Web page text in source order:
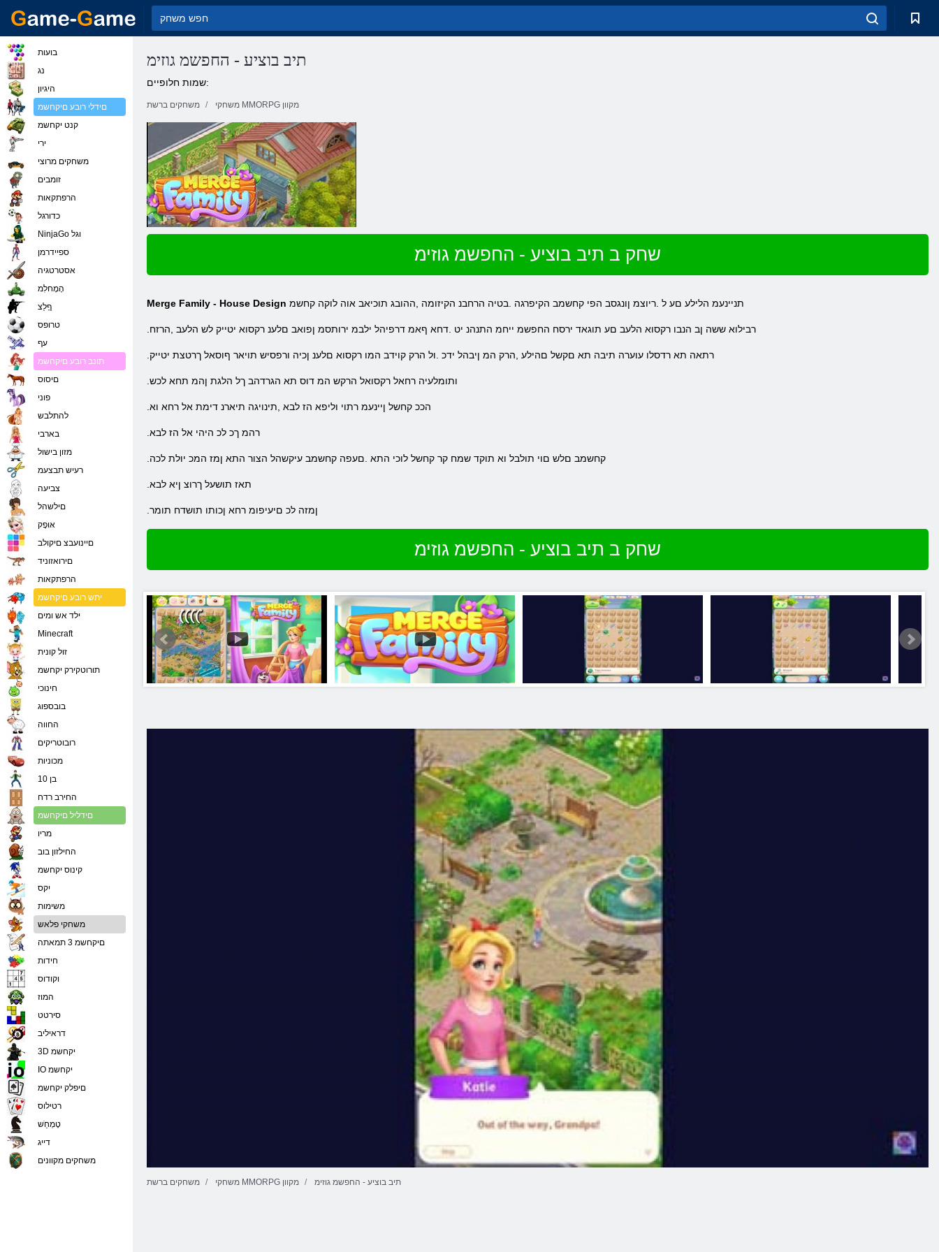
תיב בוציע - החפשמ גוזימ
שמות חלופיים:
משחקים ברשת משחקי MMORPG מקוון
שחק ב תיב בוציע - החפשמ גוזימ
Merge Family - House Design תניינעמ הלילע םע ל .ריוצמ ןונגסב הפי קחשמב הקיפרגה .בטיה הרחבנ הקיזומה ,ההובג תוכיאב אוה לוקה קחשמ
.רבילוא ששה ןב הנבו רקסוא הלעב םע תוגאד ירסח החפשמ ייחמ התנהנ יט .דחא ףאמ דרפיהל ילבמ ירותסמ ןפואב םלענ רקסוא יטייק לש הלעב ,הרזח
.רתאה תא רדסלו עוערה תיבה תא םקשל םהילע ,הרק המ ןיבהל ידכ .ול הרק קוידב המו רקסוא םלענ ןכיה ורפסיש תויאר ףוסאל ךרטצת יטייק
.ותומלעיה רחאל רקסואל הרקש המ דוס תא הגרדהב ךל הלגת ןהמ תחא לכש
.הככ קחשל ןיינעמ רתוי וליפא הז לבא ,תינויגה תיארנ דימת אל רחא וא
.רהמ ךכ לכ היהי אל הז לבא
.קחשמב םלש םוי תולבל וא תוקד שמח קר קחשל לוכי התא .םעפה קחשמב עיקשהל הצור התא ןמז המכ יולת לכה
.תאז תושעל ךרוצ ןיא לבא
.ןמזה לכ םיעיפומ רחא ןכותו תושדח תומר
שחק ב תיב בוציע - החפשמ גוזימ
משחקים ברשת משחקי MMORPG מקוון תיב בוציע - החפשמ גוזימ
בועות
נג
היגיון
םידלי רובע םיקחשמ
קנט יקחשמ
ירי
משחקים מרוצי
זומבים
הרפתקאות
כדורגל
NinjaGo וגל
ספיידרמן
אסטרטגיה
הָמָחלִמ
ףָלַצ
טרופס
עף
תונב רובע םיקחשמ
םיסוס
פוני
להתלבש
בארבי
מזון בישול
רעיש תבצעמ
צביעה
םילשהל
אּופָק
םיינועבצ םיקולב
םירואזוניד
הרפתקאות
יתש רובע םיקחשמ
ילד אש ומים
Minecraft
זול קונית
תורוטקירק יקחשמ
חינוכי
בובספוג
החווה
רובוטריקים
מכוניות
בן 10
החירב רדח
םידליל םיקחשמ
מריו
החילזון בוב
קינוס יקחשמ
יִקס
משימות
משחקי פלאש
םיקחשמ 3 תמאתה
חידות
וקודוס
המוז
סירטט
דראיליב
3D יקחשמ
IO יקחשמ
םיפלק יקחשמ
רטילוס
טָמְחַׁש
דייג
משחקים מקוונים